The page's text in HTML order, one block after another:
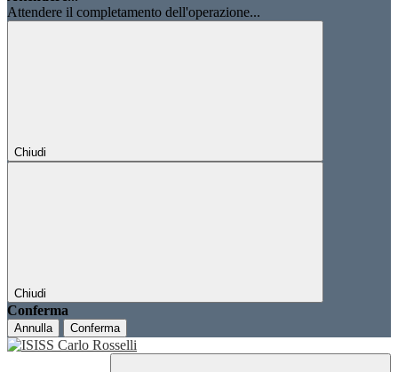
Attendere il completamento dell'operazione...
Chiudi
Chiudi
Conferma
Annulla Conferma